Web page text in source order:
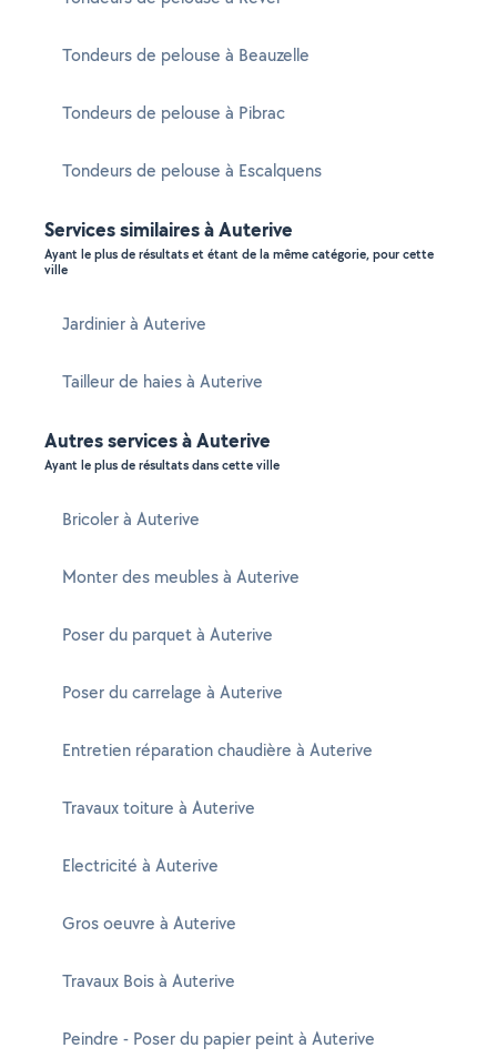
Tondeurs de pelouse à Beauzelle
Tondeurs de pelouse à Pibrac
Tondeurs de pelouse à Escalquens
Services similaires à Auterive
Ayant le plus de résultats et étant de la même catégorie, pour cette
ville
Jardinier à Auterive
Tailleur de haies à Auterive
Autres services à Auterive
Ayant le plus de résultats dans cette ville
Bricoler à Auterive
Monter des meubles à Auterive
Poser du parquet à Auterive
Poser du carrelage à Auterive
Entretien réparation chaudière à Auterive
Travaux toiture à Auterive
Electricité à Auterive
Gros oeuvre à Auterive
Travaux Bois à Auterive
Peindre - Poser du papier peint à Auterive